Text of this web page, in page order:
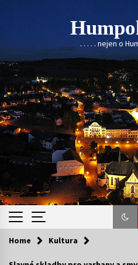
Skip
to
content
. . . . . nejen o
Kam za kulturou?
Home Kultura